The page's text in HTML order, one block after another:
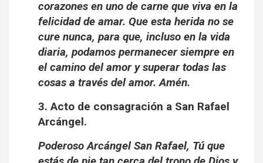
corazones en uno de carne que viva en la
felicidad de amar. Que esta herida no se
cure nunca, para que, incluso en la vida
diaria, podamos permanecer siempre en
el camino del amor y superar todas las
cosas a través del amor. Amén.
3. Acto de consagración a San Rafael
Arcángel.
Poderoso Arcángel San Rafael, Tú que